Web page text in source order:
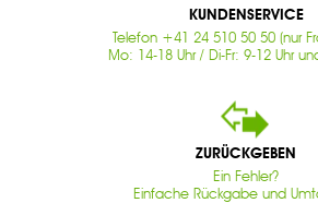
KUNDENSERVICE
Telefon +41 24 510 50 50 (nur
Mo: 14-18 Uhr / Di-Fr: 9-12 Uhr
ZURÜCKGEBEN
Ein Fehler?
Einfache Rückgabe und